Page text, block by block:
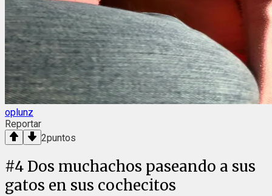
oplunz
Reportar
2puntos
#4 Dos muchachos paseando a sus
gatos en sus cochecitos